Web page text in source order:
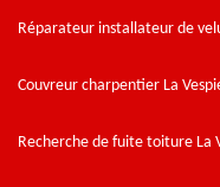
Réparateur installateur de
Couvreur charpentier La
Recherche de fuite toiture La